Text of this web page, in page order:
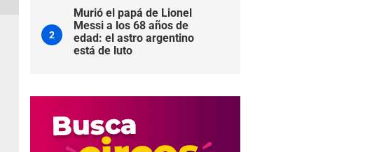
2
Murió el papá de Lionel
Messi a los 68 años de
edad: el astro argentino
está de luto